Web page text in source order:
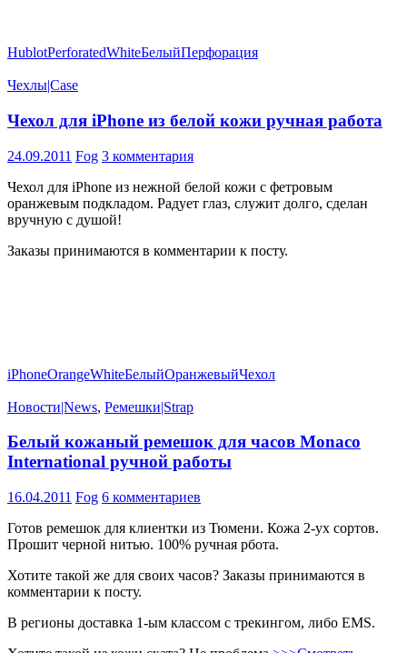
HublotPerforatedWhiteБелыйПерфорация
Чехлы|Case
Чехол для iPhone из белой кожи ручная работа
24.09.2011 Fog 3 комментария
Чехол для iPhone из нежной белой кожи с фетровым
оранжевым подкладом. Радует глаз, служит долго, сделан
вручную с душой!
Заказы принимаются в комментарии к посту.
iPhoneOrangeWhiteБелыйОранжевыйЧехол
Новости|News, Ремешки|Strap
Белый кожаный ремешок для часов Monaco
International ручной работы
16.04.2011 Fog 6 комментариев
Готов ремешок для клиентки из Тюмени. Кожа 2-ух сортов.
Прошит черной нитью. 100% ручная рбота.
Хотите такой же для своих часов? Заказы принимаются в
комментарии к посту.
В регионы доставка 1-ым классом с трекингом, либо EMS.